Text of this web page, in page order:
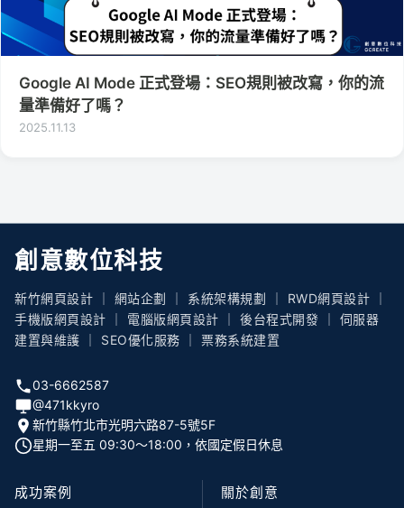
Google AI Mode 正式登場：SEO規則被改寫，你的流
量準備好了嗎？
2025.11.13
創意數位科技
新竹網頁設計 ｜ 網站企劃 ｜ 系統架構規劃 ｜ RWD網頁設計 ｜
手機版網頁設計 ｜ 電腦版網頁設計 ｜ 後台程式開發 ｜ 伺服器
建置與維護 ｜ SEO優化服務 ｜ 票務系統建置
03-6662587
@471kkyro
新竹縣竹北市光明六路87-5號5F
星期一至五 09:30〜18:00，依國定假日休息
成功案例
關於創意